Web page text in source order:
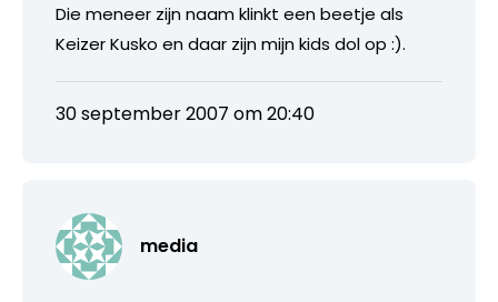
Die meneer zijn naam klinkt een beetje als
Keizer Kusko en daar zijn mijn kids dol op :).
30 september 2007 om 20:40
media